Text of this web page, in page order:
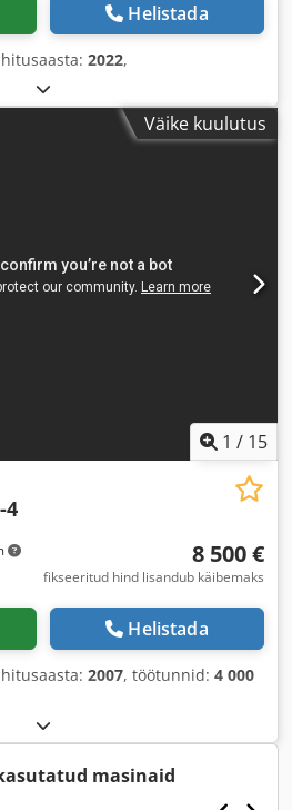
Helistada
2022,
Väike kuulutus
1 / 15
4
8 500 €
fikseeritud hind lisandub käibemaks
Helistada
2007, töötunnid: 4 000
masinaid